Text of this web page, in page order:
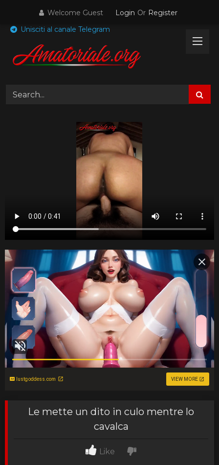
content
Welcome Guest Login Or Register
Unisciti al canale Telegram
lustgoddess.com VIEW MORE
Le mette un dito in culo mentre lo
cavalca
Like